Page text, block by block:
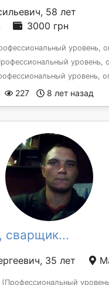
58 лет
3000 грн
уровень,
уровень,
уровень,
227 8 лет назад
сварщик...
35 лет
(Профессиональный